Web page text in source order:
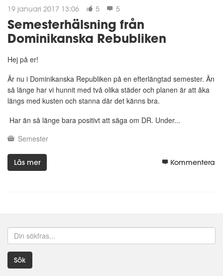
19 januari 2017 13:06 5 5
Semesterhälsning från
Dominikanska Rebubliken
Hej på er!
Är nu i Dominikanska Republiken på en efterlängtad semester. Än
så länge har vi hunnit med två olika städer och planen är att åka
längs med kusten och stanna där det känns bra.
Har än så länge bara positivt att säga om DR. Under...
Semester
Läs mer Kommentera
Sök